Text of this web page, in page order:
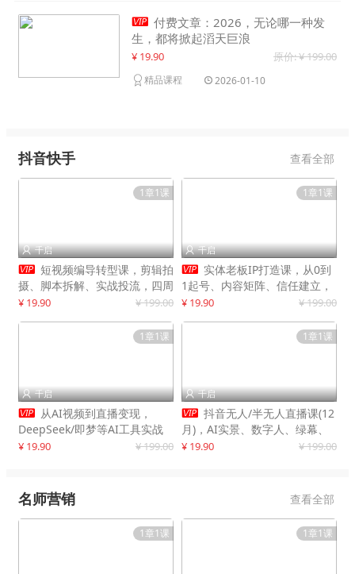
 付费文章：2026，无论哪一种发
生，都将掀起滔天巨浪
¥ 19.90 原价: ¥ 199.00
精品课程 2026-01-10
抖音快手 查看全部
1章1课
 千启
 短视频编导转型课，剪辑拍
摄、脚本拆解、实战投流，四周
系统教学，快速入行月入2w+
¥ 19.90 ¥ 199.00
1章1课
 千启
 实体老板IP打造课，从0到
1起号、内容矩阵、信任建立，
打造门店IP，稳定获客增收
¥ 19.90 ¥ 199.00
1章1课
 千启
 从AI视频到直播变现，
DeepSeek/即梦等AI工具实战
教学，生产爆款视频，打造高流
¥ 19.90 ¥ 199.00
1章1课
 千启
 抖音无人/半无人直播课(12
月)，AI实景、数字人、绿幕、
多种玩法、24小时自动盈利
¥ 19.90 ¥ 199.00
名师营销 查看全部
1章1课 1章1课